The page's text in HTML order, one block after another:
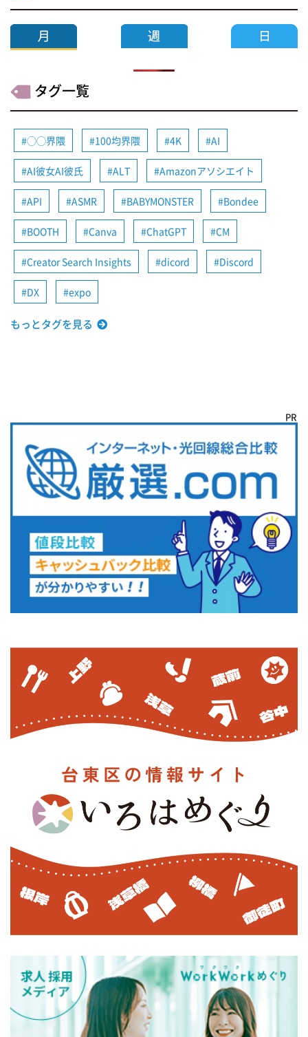
タグ一覧
◯◯界隈 100均界隈 4K AI
AI彼女AI彼氏 ALT Amazonアソシエイト
API ASMR BABYMONSTER Bondee
BOOTH Canva ChatGPT CM
Creator Search Insights dicord Discord
DX expo
もっとタグを見る
PR